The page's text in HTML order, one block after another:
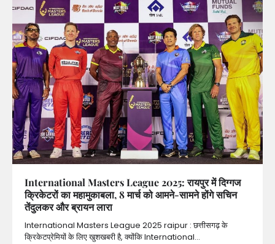
International Masters League 2025: रायपुर में दिग्गज
क्रिकेटरों का महामुकाबला, 8 मार्च को आमने-सामने होंगे सचिन
तेंदुलकर और ब्रायन लारा
International Masters League 2025 raipur : छत्तीसगढ़ के
क्रिकेटप्रेमियों के लिए खुशखबरी है, क्योंकि International…